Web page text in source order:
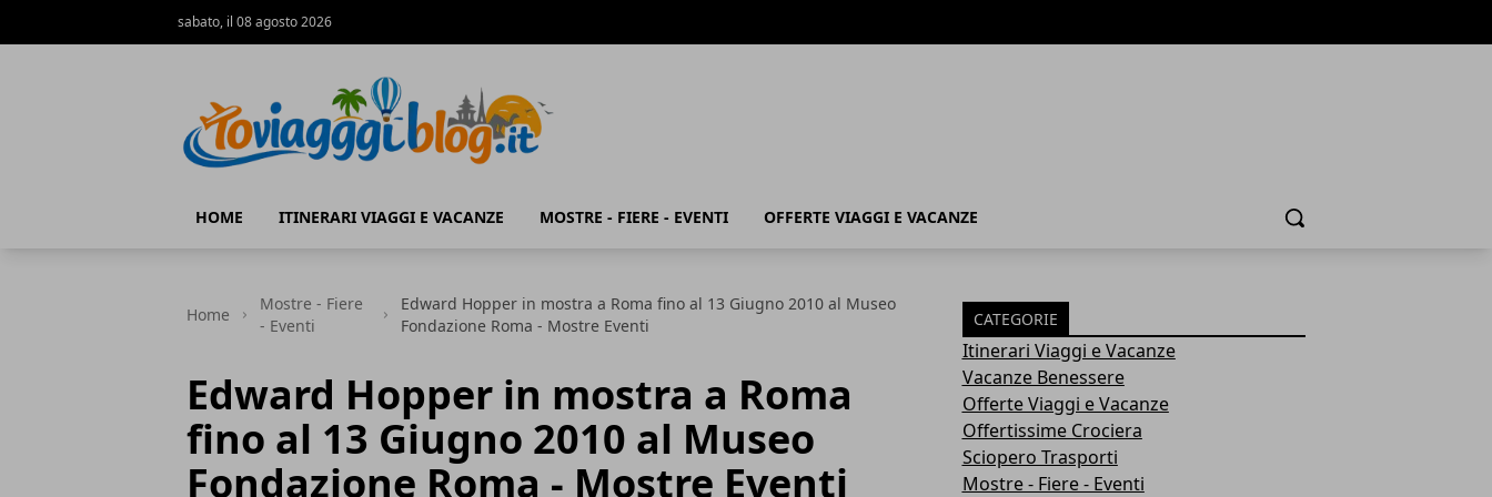
sabato, il 08 agosto 2026
HOME ITINERARI VIAGGI E VACANZE MOSTRE - FIERE - EVENTI OFFERTE VIAGGI E VACANZE Cerca
Home
Mostre - Fiere
- Eventi
Edward Hopper in mostra a Roma fino al 13 Giugno 2010 al Museo
Fondazione Roma - Mostre Eventi
Edward Hopper in mostra a Roma
fino al 13 Giugno 2010 al Museo
Fondazione Roma - Mostre Eventi
CATEGORIE
Itinerari Viaggi e Vacanze
Vacanze Benessere
Offerte Viaggi e Vacanze
Offertissime Crociera
Sciopero Trasporti
Mostre - Fiere - Eventi